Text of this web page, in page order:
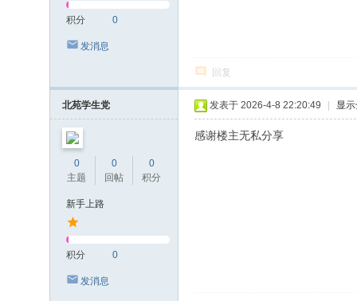
积分 0
发消息
回复
北苑学生党
0
主题
0
回帖
0
积分
新手上路
积分 0
发消息
发表于 2026-4-8 22:20:49 显
感谢楼主无私分享